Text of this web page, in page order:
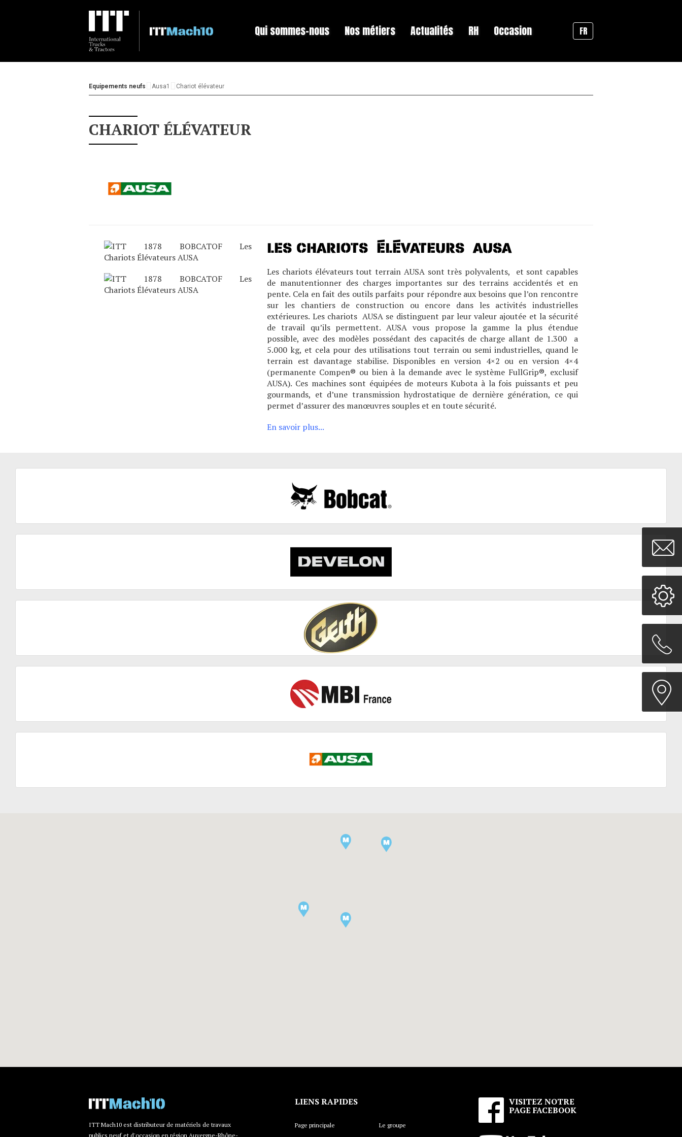
Qui sommes-nous Nos métiers Actualités RH Occasion FR
Equipements neufs Ausa1 Chariot élévateur
CHARIOT ÉLÉVATEUR
LES CHARIOTS ÉLÉVATEURS AUSA
Les chariots élévateurs tout terrain AUSA sont très polyvalents, et sont capables
de manutentionner des charges importantes sur des terrains accidentés et en
pente. Cela en fait des outils parfaits pour répondre aux besoins que l’on rencontre
sur les chantiers de construction ou encore dans les activités industrielles
extérieures. Les chariots AUSA se distinguent par leur valeur ajoutée et la sécurité
de travail qu’ils permettent. AUSA vous propose la gamme la plus étendue
possible, avec des modèles possédant des capacités de charge allant de 1.300 a
5.000 kg, et cela pour des utilisations tout terrain ou semi industrielles, quand le
terrain est davantage stabilise. Disponibles en version 4×2 ou en version 4×4
(permanente Compen® ou bien à la demande avec le système FullGrip®, exclusif
AUSA). Ces machines sont équipées de moteurs Kubota à la fois puissants et peu
gourmands, et d’une transmission hydrostatique de dernière génération, ce qui
permet d’assurer des manœuvres souples et en toute sécurité.
En savoir plus...
ITT Mach10 est distributeur de matériels de travaux
publics neuf et d'occasion en région Auvergne-Rhône-
LIENS RAPIDES
Page principale Le groupe
VISITEZ NOTRE
PAGE FACEBOOK